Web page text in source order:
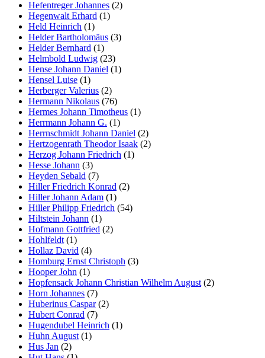
Hefentreger Johannes (2)
Hegenwalt Erhard (1)
Held Heinrich (1)
Helder Bartholomäus (3)
Helder Bernhard (1)
Helmbold Ludwig (23)
Hense Johann Daniel (1)
Hensel Luise (1)
Herberger Valerius (2)
Hermann Nikolaus (76)
Hermes Johann Timotheus (1)
Herrmann Johann G. (1)
Herrnschmidt Johann Daniel (2)
Hertzogenrath Theodor Isaak (2)
Herzog Johann Friedrich (1)
Hesse Johann (3)
Heyden Sebald (7)
Hiller Friedrich Konrad (2)
Hiller Johann Adam (1)
Hiller Philipp Friedrich (54)
Hiltstein Johann (1)
Hofmann Gottfried (2)
Hohlfeldt (1)
Hollaz David (4)
Homburg Ernst Christoph (3)
Hooper John (1)
Hopfensack Johann Christian Wilhelm August (2)
Horn Johannes (7)
Huberinus Caspar(2)
Hubert Conrad (7)
Hugendubel Heinrich (1)
Huhn August (1)
Hus Jan (2)